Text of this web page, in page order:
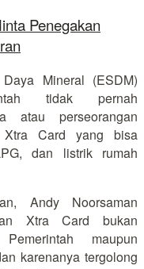
Penegakan
Mineral (ESDM)
tidak pernah
atau perseorangan
Card yang bisa
dan listrik rumah
Andy Noorsaman
Xtra Card bukan
maupun
karenanya tergolong